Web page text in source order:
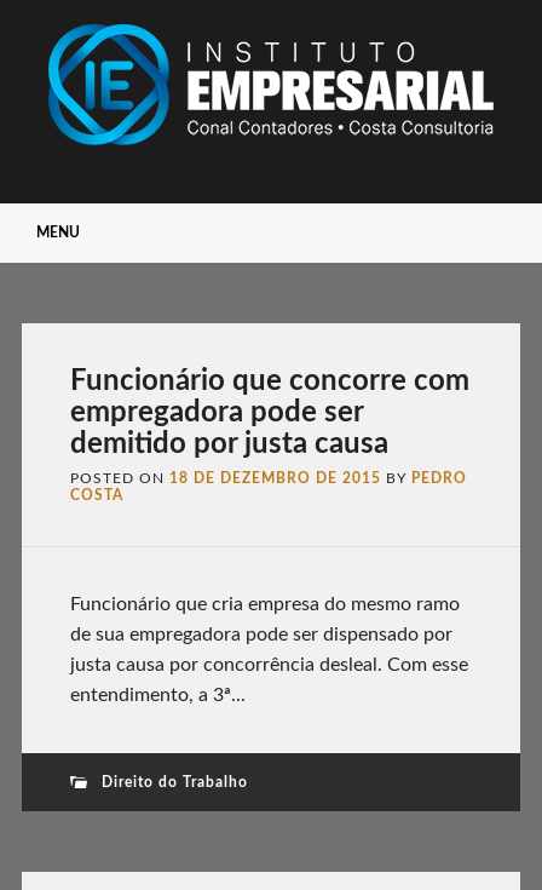
Main menu
MENU
Funcionário que concorre com
empregadora pode ser
demitido por justa causa
POSTED ON 18 DE DEZEMBRO DE 2015 BY PEDRO
COSTA
Funcionário que cria empresa do mesmo ramo
de sua empregadora pode ser dispensado por
justa causa por concorrência desleal. Com esse
entendimento, a 3ª...
Direito do Trabalho